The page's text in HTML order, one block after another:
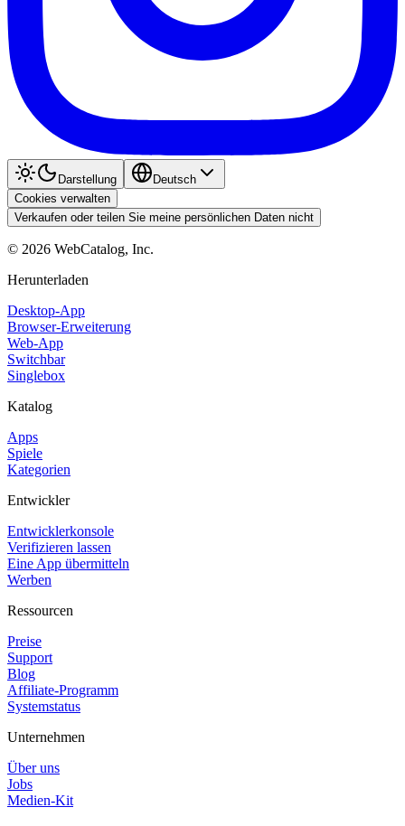
Darstellung
Deutsch
Cookies verwalten
Verkaufen oder teilen Sie meine persönlichen Daten nicht
© 2026 WebCatalog, Inc.
Herunterladen
Desktop-App
Browser-Erweiterung
Web-App
Switchbar
Singlebox
Katalog
Apps
Spiele
Kategorien
Entwickler
Entwicklerkonsole
Verifizieren lassen
Eine App übermitteln
Werben
Ressourcen
Preise
Support
Blog
Affiliate-Programm
Systemstatus
Unternehmen
Über uns
Jobs
Medien-Kit